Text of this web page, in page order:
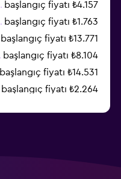
başlangıç fiyatı ₺4.157
başlangıç fiyatı ₺1.763
başlangıç fiyatı ₺13.771
başlangıç fiyatı ₺8.104
başlangıç fiyatı ₺14.531
başlangıç fiyatı ₺2.264